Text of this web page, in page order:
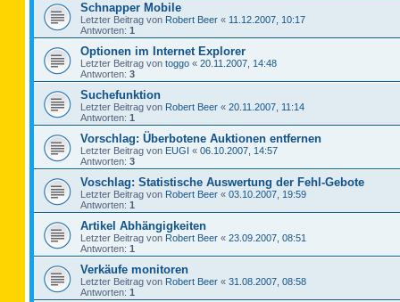
Schnapper Mobile
Letzter Beitrag von Robert Beer « 11.12.2007, 10:17
Antworten: 1
Optionen im Internet Explorer
Letzter Beitrag von toggo « 20.11.2007, 14:48
Antworten: 3
Suchefunktion
Letzter Beitrag von Robert Beer « 20.11.2007, 11:14
Antworten: 1
Vorschlag: Überbotene Auktionen entfernen
Letzter Beitrag von EUGI « 06.10.2007, 14:57
Antworten: 3
Voschlag: Statistische Auswertung der Fehl-Gebote
Letzter Beitrag von Robert Beer « 03.10.2007, 19:59
Antworten: 1
Artikel Abhängigkeiten
Letzter Beitrag von Robert Beer « 23.09.2007, 08:51
Antworten: 1
Verkäufe monitoren
Letzter Beitrag von Robert Beer « 31.08.2007, 08:58
Antworten: 1